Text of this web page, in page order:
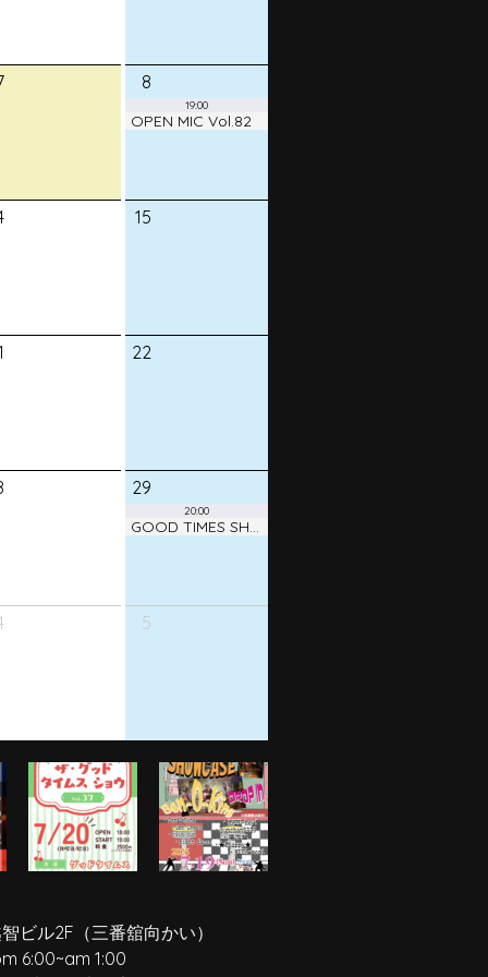
8
19:00
OPEN MIC Vol.82
15
22
29
20:00
5
ビル2F （三番舘向かい）
6:00~am 1:00